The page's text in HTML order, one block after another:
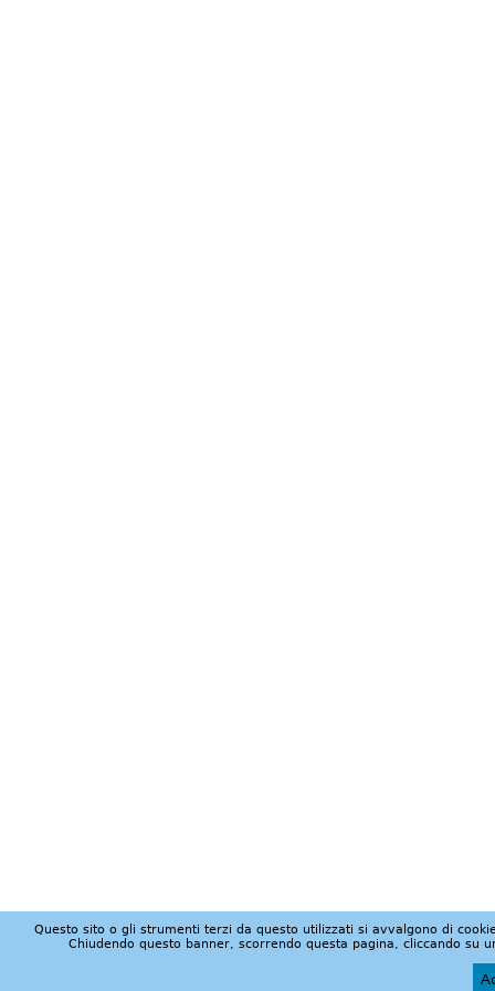
Questo sito o gli strumenti terzi da questo utilizzati si avvalgono di
Chiudendo questo banner, scorrendo questa pagina, cliccando su